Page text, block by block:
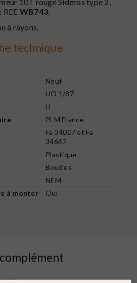
REE WB743
à rayons.
technique
Neuf
HO 1/87
II
PLM France
Fa 34007 et Fa
34647
Plastique
Boucles
NEM
à monter
Oui